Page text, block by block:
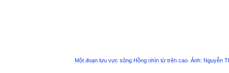
Một đoạn lưu vực sông Hồng nhìn từ trên cao. Ảnh: Nguyễn